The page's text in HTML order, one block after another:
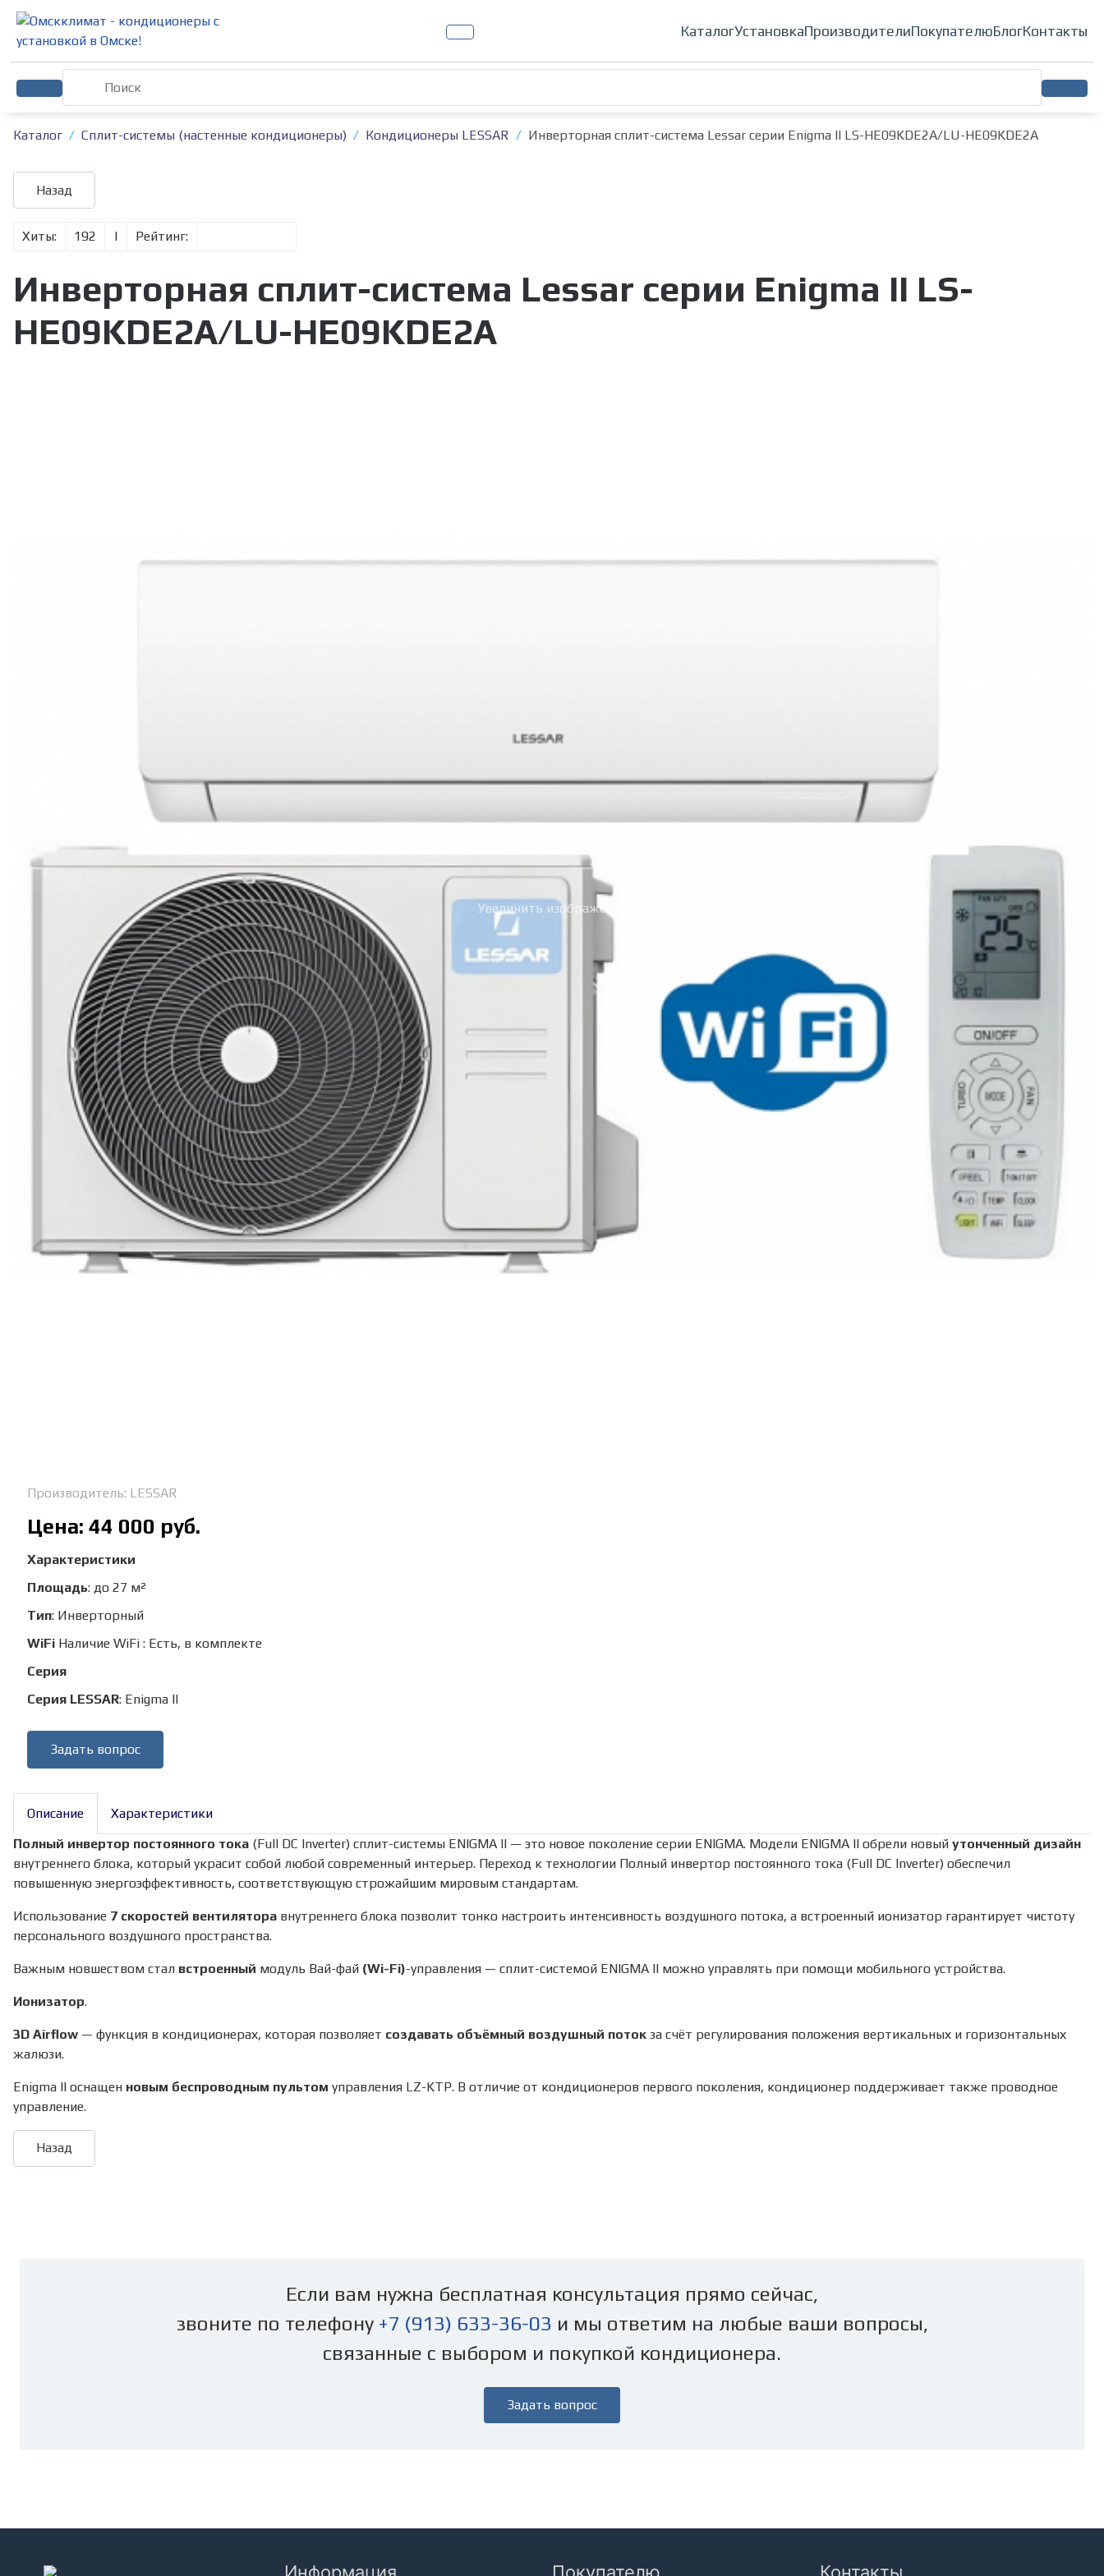
Кондиционеры
КаталогУстановкаПроизводителиПокупателюБлогКонтакты
Каталог Сплит-системы (настенные кондиционеры) Кондиционеры LESSAR Инверторная сплит-система Lessar серии Enigma II LS-HE09KDE2A/LU-HE09KDE2A
Хиты: 192 | Рейтинг:
Инверторная сплит-система Lessar серии Enigma II LS-
HE09KDE2A/LU-HE09KDE2A
Увеличить изображение
Производитель: LESSAR
Цена: 44 000 руб.
Характеристики
Площадь: до 27 м²
Тип: Инверторный
WiFi Наличие WiFi : Есть, в комплекте
Серия
Серия LESSAR: Enigma II
Задать вопрос
Описание
Характеристики
Полный инвертор постоянного тока (Full DC Inverter) сплит-системы ENIGMA II — это новое поколение серии ENIGMA. Модели ENIGMA II обрели новый утонченный дизайн
внутреннего блока, который украсит собой любой современный интерьер. Переход к технологии Полный инвертор постоянного тока (Full DC Inverter) обеспечил
повышенную энергоэффективность, соответствующую строжайшим мировым стандартам.
Использование 7 скоростей вентилятора внутреннего блока позволит тонко настроить интенсивность воздушного потока, а встроенный ионизатор гарантирует чистоту
персонального воздушного пространства.
Важным новшеством стал встроенный модуль Вай-фай (Wi-Fi)-управления — сплит-системой ENIGMA II можно управлять при помощи мобильного устройства.
Ионизатор.
3D Airflow — функция в кондиционерах, которая позволяет создавать объёмный воздушный поток за счёт регулирования положения вертикальных и горизонтальных
жалюзи.
Enigma II оснащен новым беспроводным пультом управления LZ-KTP. В отличие от кондиционеров первого поколения, кондиционер поддерживает также проводное
управление.
Если вам нужна бесплатная консультация прямо сейчас,
звоните по телефону +7 (913) 633-36-03 и мы ответим на любые ваши вопросы,
связанные с выбором и покупкой кондиционера.
Задать вопрос